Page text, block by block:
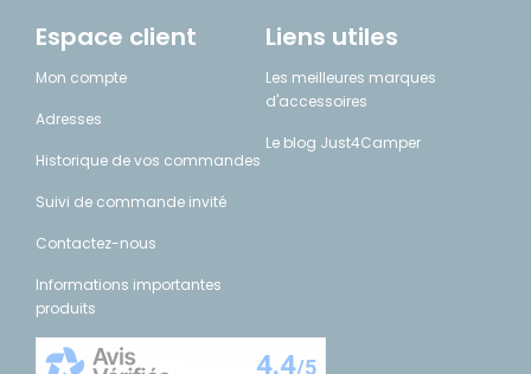
Espace client
Mon compte
Adresses
Historique de vos commandes
Suivi de commande invité
Contactez-nous
Informations importantes
produits
Liens utiles
Les meilleures marques
d'accessoires
Le blog Just4Camper